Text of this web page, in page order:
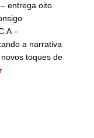
entrega oito
–
a narrativa
toques de